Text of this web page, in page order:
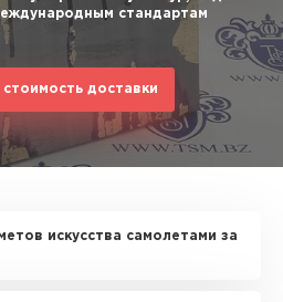
стандартам
стоимость доставки
искусства самолетами за